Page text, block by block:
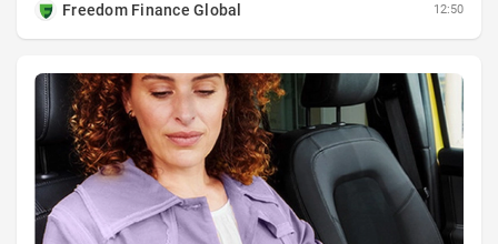
Freedom Finance Global
12:50